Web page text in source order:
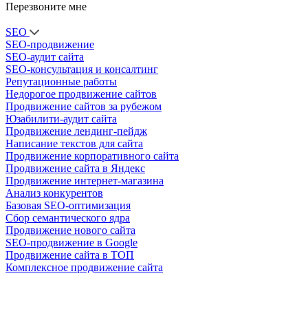
Перезвоните мне
SEO